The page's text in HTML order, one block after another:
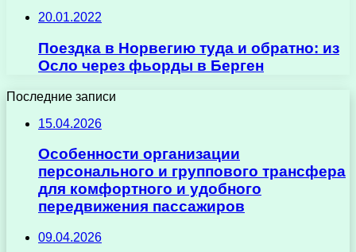
20.01.2022
Поездка в Норвегию туда и обратно: из
Осло через фьорды в Берген
Последние записи
15.04.2026
Особенности организации
персонального и группового трансфера
для комфортного и удобного
передвижения пассажиров
09.04.2026